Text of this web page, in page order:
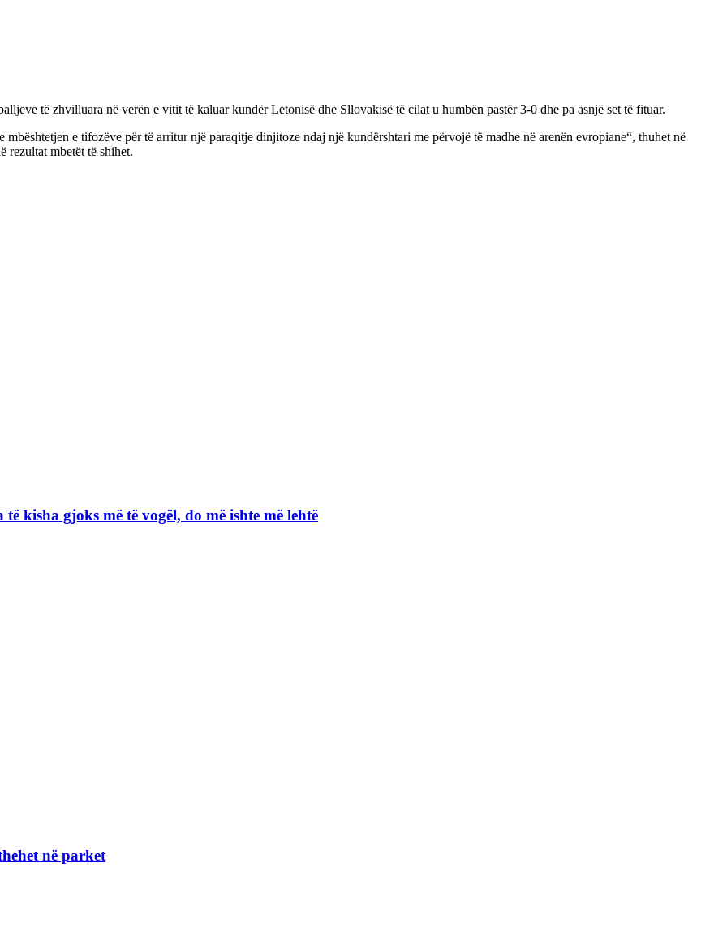
të zhvilluara në verën e vitit të kaluar kundër Letonisë dhe Sllovakisë të cilat u humbën pastër 3-0 dhe pa asnjë set të fituar.
mbështetjen e tifozëve për të arritur një paraqitje dinjitoze ndaj një kundërshtari me përvojë të madhe në arenën evropiane“, thuhet në
rezultat mbetët të shihet.
kisha gjoks më të vogël, do më ishte më lehtë
në parket